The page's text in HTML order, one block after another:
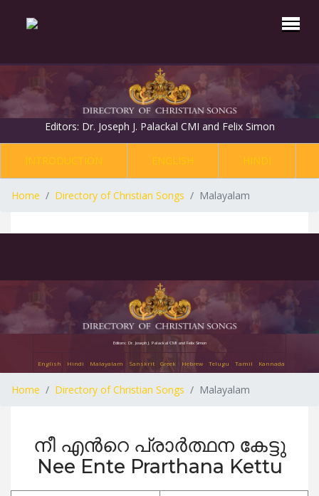
Editors: Dr. Joseph J. Palackal CMI and Felix Simon
INTRODUCTION ENGLISH HINDI
Home Directory of Christian Songs Malayalam
Editors: Dr. Joseph J. Palackal CMI and Felix Simon
English Hindi Malayalam Sanskrit Greek Hebrew Telugu Tamil Kannada
Home Directory of Christian Songs Malayalam
നീ എന്‍റെ പ്രാര്‍ത്ഥന കേട്ടു
Nee Ente Prarthana Kettu